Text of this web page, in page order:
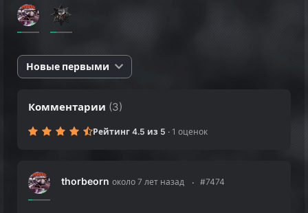
Новые первыми
Комментарии (3)
Рейтинг 4.5 из 5 · 1 оценок
thorbeorn около 7 лет назад #7474